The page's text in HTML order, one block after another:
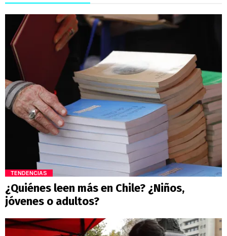
TENDENCIAS
¿Quiénes leen más en Chile? ¿Niños,
jóvenes o adultos?